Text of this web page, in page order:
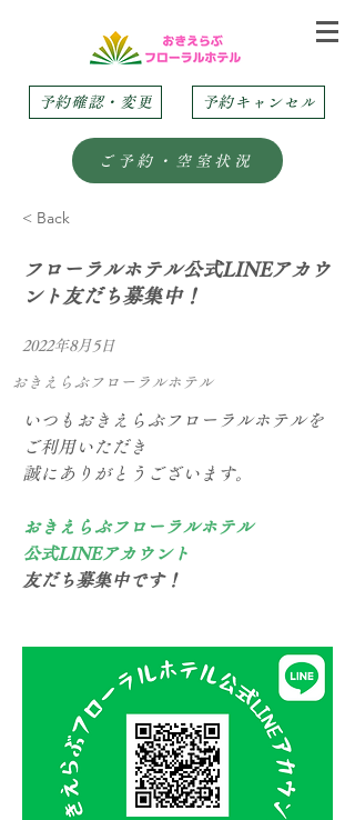
予約確認・変更 予約キャンセル
ご予約・空室状況
< Back
フローラルホテル公式LINEアカウ
ント友だち募集中！
2022年8月5日
おきえらぶフローラルホテル
いつもおきえらぶフローラルホテルを
ご利用いただき
誠にありがとうございます。
おきえらぶフローラルホテル
公式LINEアカウント
友だち募集中です！